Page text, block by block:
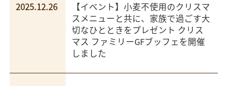
2025.12.26
【イベント】小麦不使用のクリスマ
スメニューと共に、家族で過ごす大
切なひとときをプレゼント クリス
マス ファミリーGFブッフェを開催
しました